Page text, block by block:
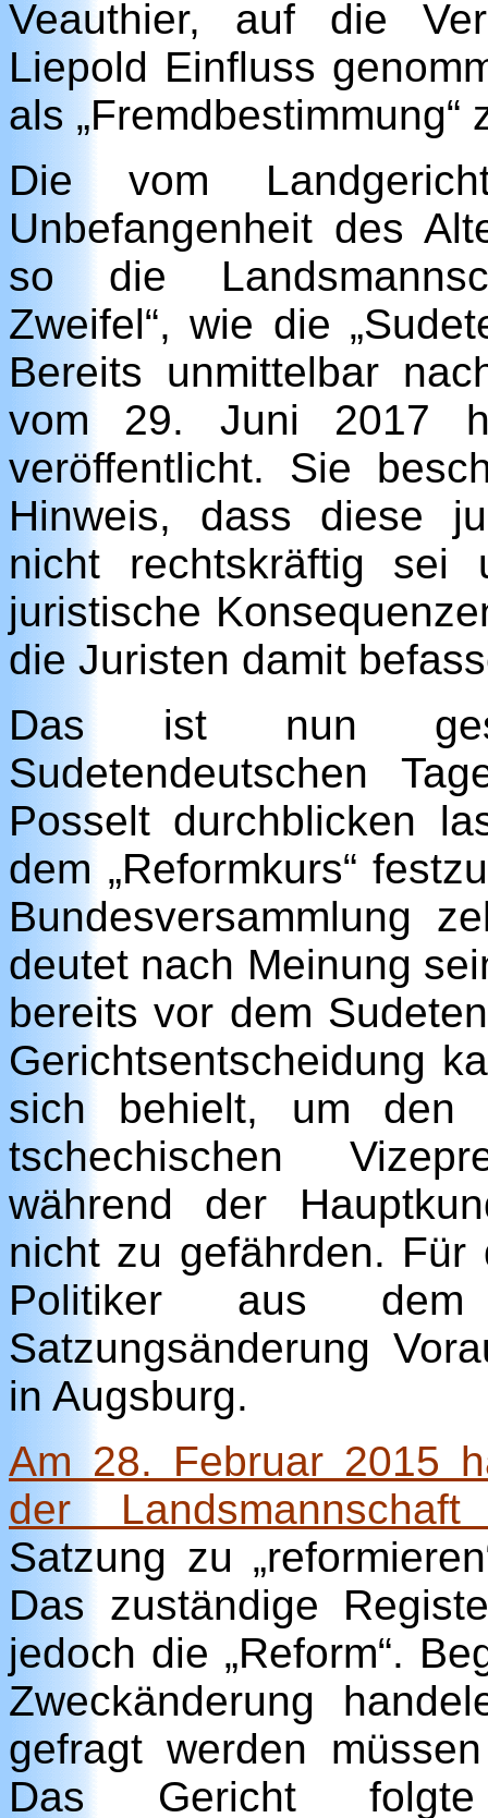
Veauthier, auf die
Liepold Einfluss
als „Fremdbestimmung“
Die vom
Unbefangenheit des
so die
Zweifel“, wie die
Bereits unmittelbar
vom 29. Juni 2017
veröffentlicht. Sie
Hinweis, dass diese
nicht rechtskräftig sei
juristische
die Juristen damit
Das ist nun
Sudetendeutschen
Posselt durchblicken
dem „Reformkurs“
Bundesversammlung
deutet nach Meinung
bereits vor dem
Gerichtsentscheidung
sich behielt, um den
tschechischen
während der
nicht zu gefährden. Für
Politiker aus
Satzungsänderung
in Augsburg.
Am 28. Februar 2015
der
Satzung zu
Das zuständige
jedoch die „Reform“.
Zweckänderung
gefragt werden
Das Gericht